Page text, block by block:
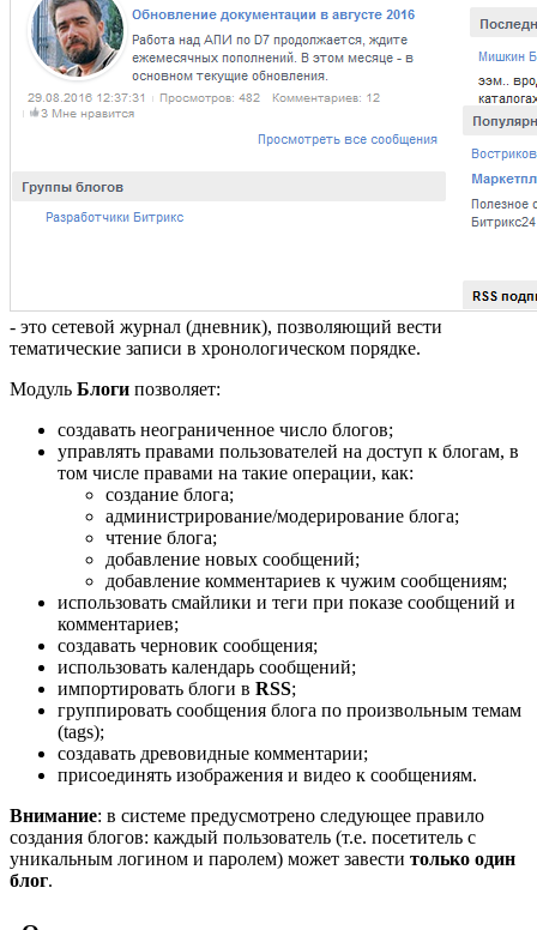
- это сетевой журнал (дневник), позволяющий вести
тематические записи в хронологическом порядке.
Модуль Блоги позволяет:
создавать неограниченное число блогов;
управлять правами пользователей на доступ к блогам, в
том числе правами на такие операции, как:
создание блога;
администрирование/модерирование блога;
чтение блога;
добавление новых сообщений;
добавление комментариев к чужим сообщениям;
использовать смайлики и теги при показе сообщений и
комментариев;
создавать черновик сообщения;
использовать календарь сообщений;
импортировать блоги в RSS;
группировать сообщения блога по произвольным темам
(tags);
создавать древовидные комментарии;
присоединять изображения и видео к сообщениям.
Внимание: в системе предусмотрено следующее правило
создания блогов: каждый пользователь (т.е. посетитель с
уникальным логином и паролем) может завести только один
блог.